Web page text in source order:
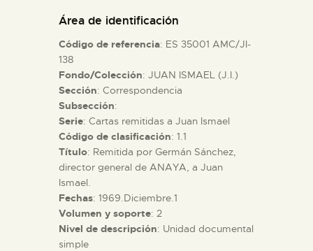
ACTIVIDADES
█
EL MUSEO
COLECCIONES
DIDÁCTICA
Área de identificación
Código de referencia: ES 35001 AMC/JI-
138
Fondo/Colección: JUAN ISMAEL (J.I.)
Sección: Correspondencia
Subsección:
Serie: Cartas remitidas a Juan Ismael
Código de clasificación: 1.1
Título: Remitida por Germán Sánchez,
director general de ANAYA, a Juan
Ismael.
Fechas: 1969.Diciembre.1
Volumen y soporte: 2
Nivel de descripción: Unidad documental
simple